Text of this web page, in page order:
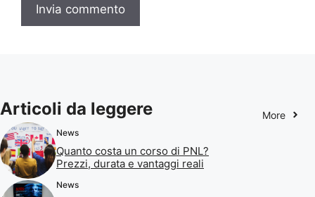
Articoli da leggere More
News
Quanto costa un corso di PNL?
Prezzi, durata e vantaggi reali
News